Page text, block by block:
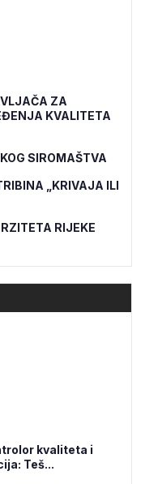
ZA
KVALITETA
SIROMAŠTVA
„KRIVAJA ILI
RIJEKE
kvaliteta i
Teš...